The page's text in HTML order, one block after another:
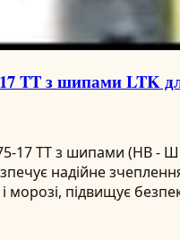
TT з шипами LTK
17 TT з шипами (НВ -
надійне
морозі, підвищує